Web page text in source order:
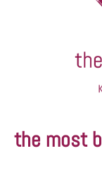
the most